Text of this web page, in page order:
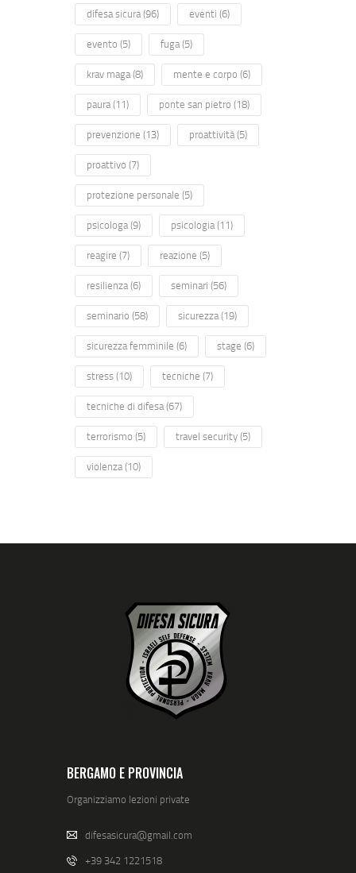
difesa sicura(96) eventi (6)
evento (5) fuga(5)
krav maga(8) mente e corpo (6)
paura(11) ponte san pietro (18)
prevenzione (13) proattività(5)
proattivo (7)
protezione personale (5)
psicologa(9) psicologia(11)
reagire (7) reazione (5)
resilienza(6) seminari (56)
seminario (58) sicurezza(19)
sicurezza femminile (6) stage (6)
stress(10) tecniche (7)
tecniche di difesa(67)
terrorismo (5) travel security(5)
violenza(10)
BERGAMO E PROVINCIA
Organizziamo lezioni private
difesasicura@gmail.com
+39 342 1221518